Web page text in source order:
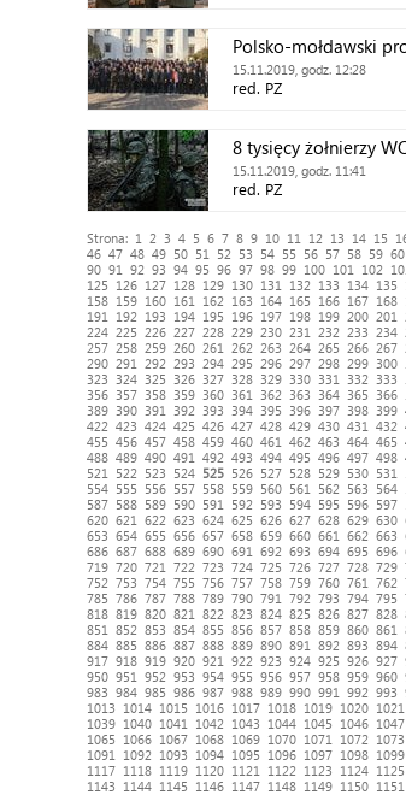
Polsko-mołdawski
15.11.2019, godz. 12:28
red. PZ
8 tysięcy żołnierzy
15.11.2019, godz. 11:41
red. PZ
Strona: 1 2 3 4 5 6 7 8 9 10 11 12 13 14 15
46 47 48 49 50 51 52 53 54 55 56 57 58 59 60
90 91 92 93 94 95 96 97 98 99 100 101 102
125
126 127 128 129 130 131 132 133 134 135
158 159 160 161 162 163 164 165 166 167 168
191
192 193 194 195 196 197 198 199 200 201
224 225 226 227 228 229 230 231 232 233 234
257 258 259 260 261 262 263 264 265 266 267
290 291 292 293 294 295 296 297 298 299 300
323
324 325 326 327 328 329 330 331 332 333
356 357 358 359 360 361 362 363 364 365 366
389 390 391 392 393 394 395 396 397 398 399
422 423 424 425 426 427 428 429 430 431 432
455 456 457 458 459 460 461 462 463 464 465
488 489 490 491 492 493 494 495 496 497 498
521
522 523 524 525 526 527 528 529 530 531
554 555 556 557 558 559 560 561 562 563 564
587 588 589 590 591 592 593 594 595 596 597
620 621 622 623 624 625 626 627 628 629 630
653 654 655 656 657 658 659 660 661 662 663
686 687 688 689 690 691 692 693 694 695 696
719 720 721 722 723 724 725 726 727 728 729
752 753 754 755 756 757 758 759 760 761 762
785 786 787 788 789 790 791 792 793 794 795
818 819 820 821 822 823 824 825 826 827 828
851
852 853 854 855 856 857 858 859 860 861
884 885 886 887 888 889 890 891 892 893 894
917 918 919 920 921 922 923 924 925 926 927
950 951 952 953 954 955 956 957 958 959 960
983 984 985 986 987 988 989 990 991 992 993
1013
1014 1015 1016 1017 1018 1019 1020 1021
1039 1040 1041 1042 1043 1044 1045 1046 1047
1065
1066 1067 1068 1069 1070 1071 1072 1073
1091
1092 1093 1094 1095 1096 1097 1098 1099
1117 1118 1119 1120 1121 1122 1123 1124 1125
1143
1144 1145 1146 1147 1148 1149 1150 1151